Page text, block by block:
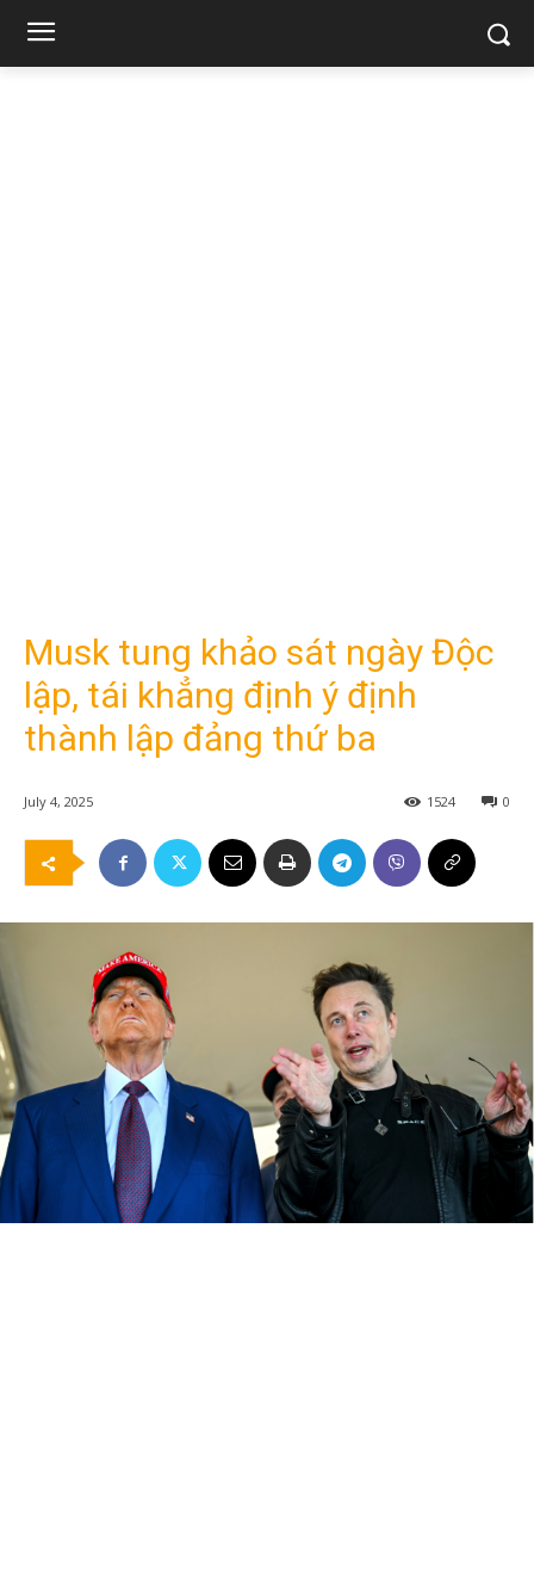
Musk tung khảo sát ngày Độc
lập, tái khẳng định ý định
thành lập đảng thứ ba
July 4, 2025 0
1524